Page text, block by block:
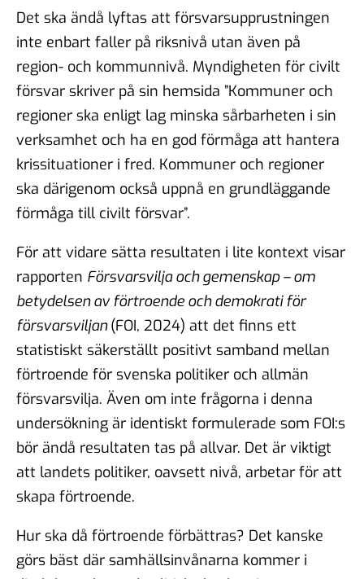
Det ska ändå lyftas att försvarsupprustningen
inte enbart faller på riksnivå utan även på
region- och kommunnivå. Myndigheten för civilt
försvar skriver på sin hemsida ”Kommuner och
regioner ska enligt lag minska sårbarheten i sin
verksamhet och ha en god förmåga att hantera
krissituationer i fred. Kommuner och regioner
ska därigenom också uppnå en grundläggande
förmåga till civilt försvar”.
För att vidare sätta resultaten i lite kontext visar
rapporten Försvarsvilja och gemenskap – om
betydelsen av förtroende och demokrati för
försvarsviljan(FOI, 2024) att det finns ett
statistiskt säkerställt positivt samband mellan
förtroende för svenska politiker och allmän
försvarsvilja. Även om inte frågorna i denna
undersökning är identiskt formulerade som FOI:s
bör ändå resultaten tas på allvar. Det är viktigt
att landets politiker, oavsett nivå, arbetar för att
skapa förtroende.
Hur ska då förtroende förbättras? Det kanske
görs bäst där samhällsinvånarna kommer i